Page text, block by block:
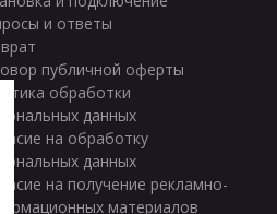
и ответы
публичной оферты
обработки
данных
на обработку
данных
на получение рекламно-
материалов